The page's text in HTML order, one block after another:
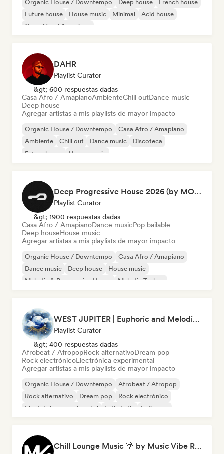
Organic House / Downtempo Deep house
French house
Future house
House music Minimal
Acid house
Casa Afro / Amapiano
DAHR
Playlist Curator
&gt; 600 respuestas dadas
Casa Afro / AmapianoAmbienteChill outDance music
Deep house
Agregar artistas a mis playlists de mayor impacto
Organic House / Downtempo
Casa Afro / Amapiano
Ambiente
Chill out Dance music
Discoteca
Future house
House music
Deep Progressive House 2026 (by MODERNDEEP)
Playlist Curator
&gt; 1900 respuestas dadas
Casa Afro / AmapianoDance musicPop bailable
Deep houseHouse music
Agregar artistas a mis playlists de mayor impacto
Organic House / Downtempo
Casa Afro / Amapiano
Dance music
Deep house
House music
Melodic & Progressive House
Melodic Techno
WEST JUPITER | Euphoric and Melodic Techno | The Best Indie | Organic House
Playlist Curator
&gt; 400 respuestas dadas
Afrobeat / AfropopRock alternativoDream pop
Rock electrónicoElectrónica experimental
Agregar artistas a mis playlists de mayor impacto
Organic House / Downtempo
Afrobeat / Afropop
Rock alternativo
Dream pop
Rock electrónico
Electrónica experimental
Indie India Indie pop
Chill Lounge Music 🌴 by Music Vibe Records